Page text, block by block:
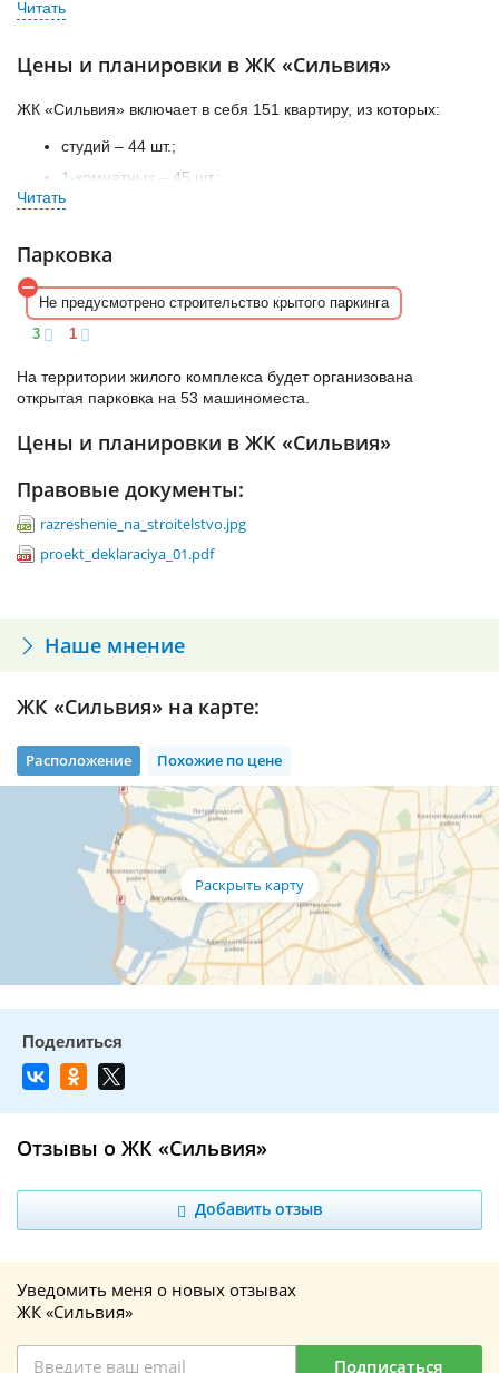
отделение, аптеки, отделения банков и многое другое.
Гатчинским, Таллинским, Красносельский, Кингиссепским
из-за загруженности автомагистралей. Самый удобный способ
всего в 550 метрах от будущей новостройки.
Цены и планировки в ЖК «Сильвия»
ЖК «Сильвия» включает в себя 151 квартиру, из которых:
студий – 44 шт.;
1-комнатных – 45 шт.;
2-комнатных – 35 шт.;
Площадь квартир варьируется от 25,2 до 89,7 кв.м. Квартиры в
комплексе отличаются просторными кухнями от 9 кв.м, а в
некоторых 2- и 3-комнатных вариантах достигает 17 кв.м.
Парковка
Не предусмотрено строительство крытого паркинга
3
1
На территории жилого комплекса будет организована
открытая парковка на 53 машиноместа.
Цены и планировки в ЖК «Сильвия»
Правовые документы:
razreshenie_na_stroitelstvo.jpg
proekt_deklaraciya_01.pdf
Наше мнение
ЖК «Сильвия» на карте:
Расположение Похожие по цене
Отзывы о ЖК «Сильвия»
Добавить отзыв
Уведомить меня о новых отзывах
ЖК «Сильвия»
Подписаться